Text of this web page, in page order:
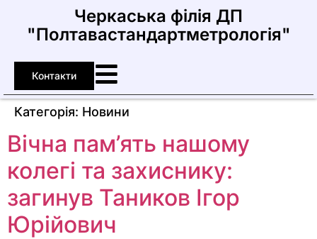
Черкаська філія ДП
"Полтавастандартметрологія"
Контакти
Категорія: Новини
Вічна пам’ять нашому
колегі та захиснику:
загинув Таников Ігор
Юрійович